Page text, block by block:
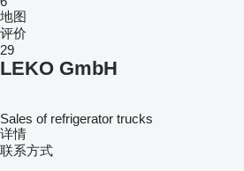
地图
评价
29
LEKO GmbH
Sales of refrigerator trucks
详情
联系方式